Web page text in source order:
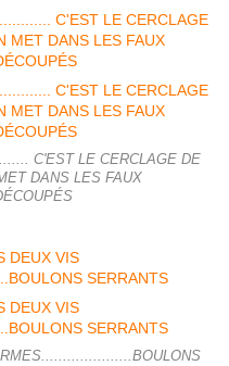
C'EST LE CERCLAGE DE
DANS LES FAUX